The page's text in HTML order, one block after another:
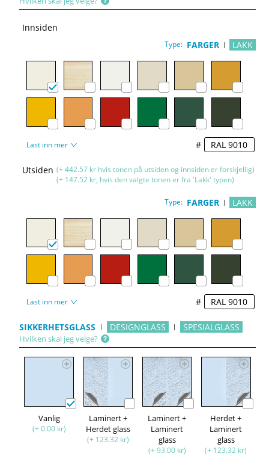
Innsiden
Type: FARGER LAKK
Last inn mer #
Utsiden (+ 442.57 kr hvis tonen på utsiden og innsiden er forskjellig)
(+ 147.52 kr, hvis den valgte tonen er fra 'Lakk' typen)
Type: FARGER LAKK
Last inn mer #
SIKKERHETSGLASS DESIGNGLASS SPESIALGLASS
Hvilken skal jeg velge?
Vanlig
(+ 0.00 kr)
Laminert +
Herdet glass
(+ 123.32 kr)
Laminert +
Laminert
glass
(+ 93.00 kr)
Herdet +
Laminert
glass
(+ 123.32 kr)